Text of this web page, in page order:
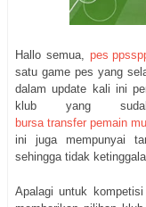
Hallo semua, pes
satu game pes yang
dalam update kali ini
klub yang
bursa transfer pemain
ini juga mempunyai
sehingga tidak
Apalagi untuk